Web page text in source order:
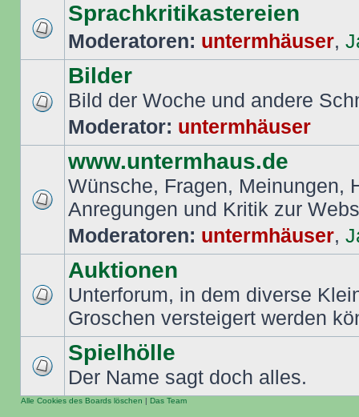
Sprachkritikastereien
Moderatoren: untermhäuser,
Bilder
Bild der Woche und andere
Moderator: untermhäuser
www.untermhaus.de
Wünsche, Fragen, Meinungen,
Anregungen und Kritik zur
Moderatoren: untermhäuser,
Auktionen
Unterforum, in dem diverse
Groschen versteigert werden
Spielhölle
Der Name sagt doch alles.
Alle Cookies des Boards löschen | Das Team